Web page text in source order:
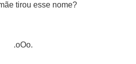
tirou esse nome?
.oOo.